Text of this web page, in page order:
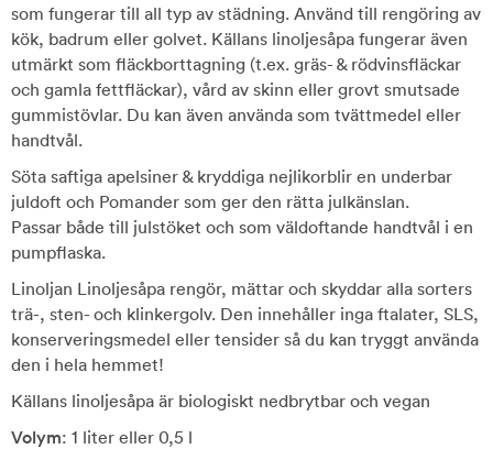
som fungerar till all typ av städning. Använd till rengöring av
kök, badrum eller golvet. Källans linoljesåpa fungerar även
utmärkt som fläckborttagning (t.ex. gräs- & rödvinsfläckar
och gamla fettfläckar), vård av skinn eller grovt smutsade
gummistövlar. Du kan även använda som tvättmedel eller
handtvål.
Söta saftiga apelsiner & kryddiga nejlikorblir en underbar
juldoft och Pomander som ger den rätta julkänslan.
Passar både till julstöket och som väldoftande handtvål i en
pumpflaska.
Linoljan Linoljesåpa rengör, mättar och skyddar alla sorters
trä-, sten- och klinkergolv. Den innehåller inga ftalater, SLS,
konserveringsmedel eller tensider så du kan tryggt använda
den i hela hemmet!
Källans linoljesåpa är biologiskt nedbrytbar och vegan
Volym: 1 liter eller 0,5 l